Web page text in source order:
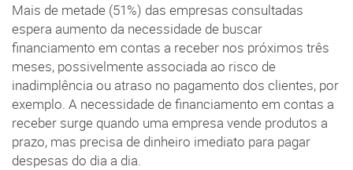
Mais de metade (51%) das empresas consultadas
espera aumento da necessidade de buscar
financiamento em contas a receber nos próximos três
meses, possivelmente associada ao risco de
inadimplência ou atraso no pagamento dos clientes, por
exemplo. A necessidade de financiamento em contas a
receber surge quando uma empresa vende produtos a
prazo, mas precisa de dinheiro imediato para pagar
despesas do dia a dia.